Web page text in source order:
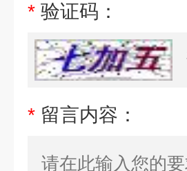
* 验证码：
* 留言内容：